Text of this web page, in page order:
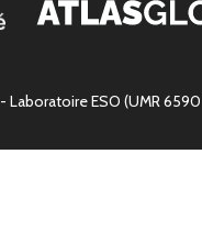
- Laboratoire ESO (UMR